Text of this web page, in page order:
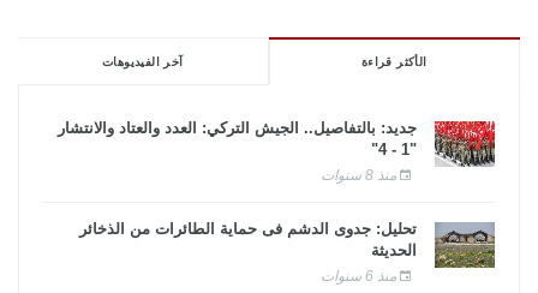
الأكثر قراءة آخر الفيديوهات
جديد: بالتفاصيل.. الجيش التركي: العدد والعتاد والانتشار
"1 - 4"
منذ 8 سنوات
تحليل: جدوى الدشم فى حماية الطائرات من الذخائر
الحديثة
منذ 6 سنوات